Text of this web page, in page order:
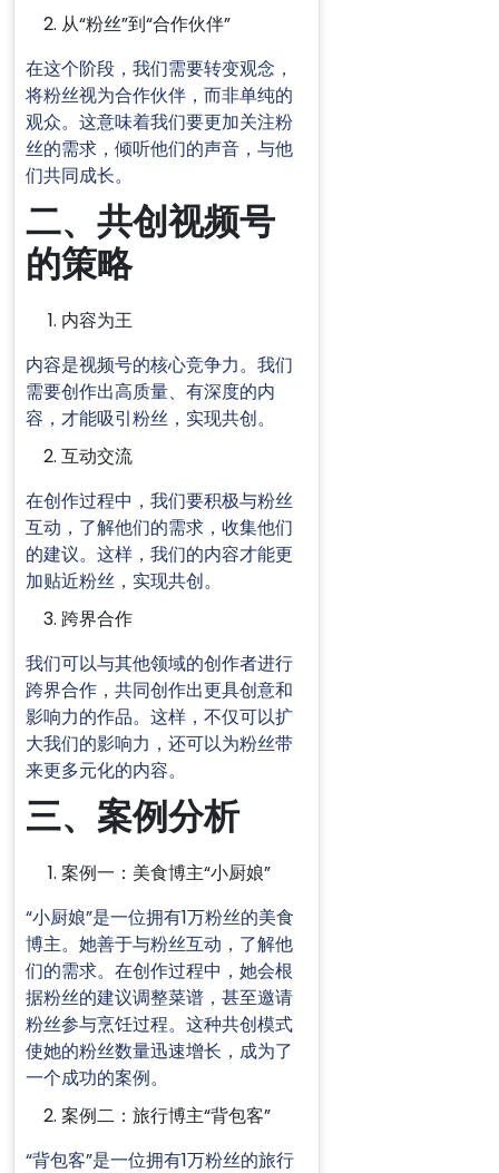
从“粉丝”到“合作伙伴”
在这个阶段，我们需要转变观念，
将粉丝视为合作伙伴，而非单纯的
观众。这意味着我们要更加关注粉
丝的需求，倾听他们的声音，与他
们共同成长。
二、共创视频号
的策略
内容为王
内容是视频号的核心竞争力。我们
需要创作出高质量、有深度的内
容，才能吸引粉丝，实现共创。
互动交流
在创作过程中，我们要积极与粉丝
互动，了解他们的需求，收集他们
的建议。这样，我们的内容才能更
加贴近粉丝，实现共创。
跨界合作
我们可以与其他领域的创作者进行
跨界合作，共同创作出更具创意和
影响力的作品。这样，不仅可以扩
大我们的影响力，还可以为粉丝带
来更多元化的内容。
三、案例分析
案例一：美食博主“小厨娘”
“小厨娘”是一位拥有1万粉丝的美食
博主。她善于与粉丝互动，了解他
们的需求。在创作过程中，她会根
据粉丝的建议调整菜谱，甚至邀请
粉丝参与烹饪过程。这种共创模式
使她的粉丝数量迅速增长，成为了
一个成功的案例。
案例二：旅行博主“背包客”
“背包客”是一位拥有1万粉丝的旅行